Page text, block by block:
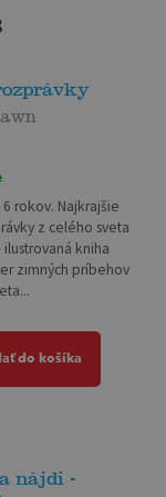
rokov. Najkrajšie
z celého sveta
ilustrovaná kniha
zimných príbehov
do košíka
nájdi -